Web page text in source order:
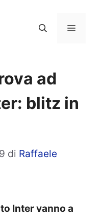
Menu
ad
blitz in
di Raffaele
Inter vanno a